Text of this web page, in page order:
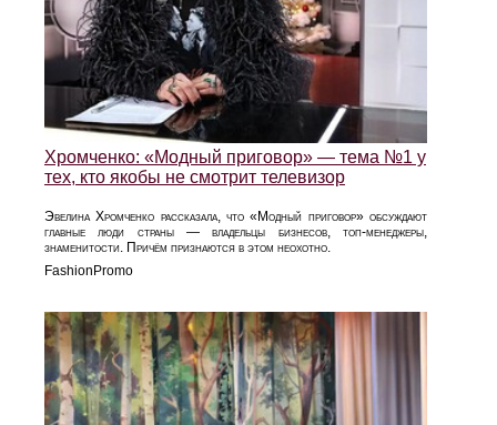
Хромченко: «Модный приговор» — тема №1 у
тех, кто якобы не смотрит телевизор
Эвелина Хромченко рассказала, что «Модный приговор» обсуждают
главные люди страны — владельцы бизнесов, топ-менеджеры,
знаменитости. Причём признаются в этом неохотно.
FashionPromo